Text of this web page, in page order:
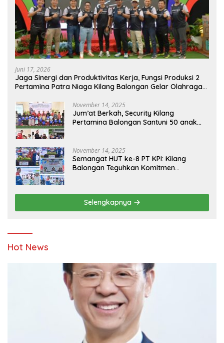
Juni 17, 2026
Jaga Sinergi dan Produktivitas Kerja, Fungsi Produksi 2
Pertamina Patra Niaga Kilang Balongan Gelar Olahraga
November 14, 2025
Jum’at Berkah, Security Kilang
Pertamina Balongan Santuni 50 anak
November 14, 2025
Semangat HUT ke-8 PT KPI: Kilang
Balongan Teguhkan Komitmen
Pendidikan
Selengkapnya
Hot News